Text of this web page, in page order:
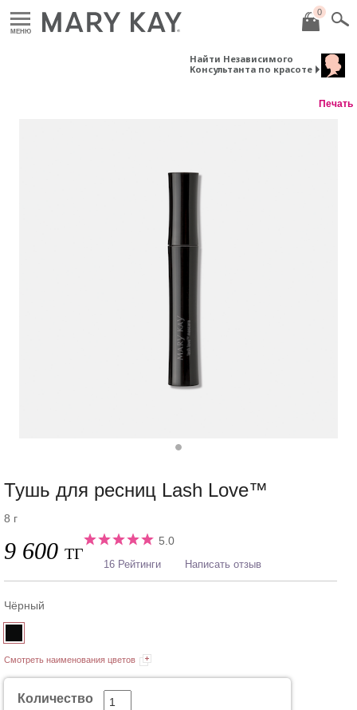
МЕНЮ
0
Найти Независимого
Консультанта по красоте
Печать
Тушь для ресниц Lash Love™
8 г
9 600 ТГ
5.0
16 Рейтинги Написать отзыв
Чёрный
Смотреть наименования цветов
Количество